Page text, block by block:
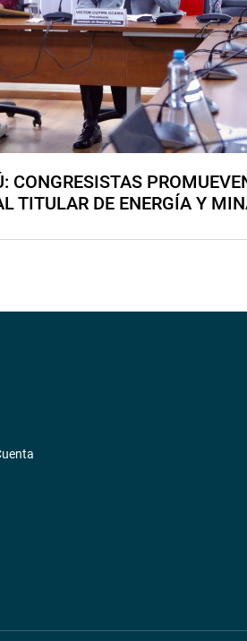
CONGRESISTAS
TITULAR DE ENERGÍA Y